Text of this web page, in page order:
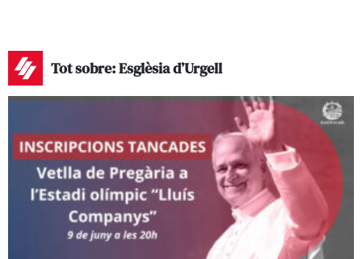
Tot sobre: Esglèsia d’Urgell